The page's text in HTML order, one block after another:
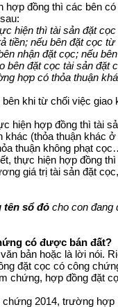
đồng thì các bên
hiện thì tài sản đặt
tiền; nếu bên đặt cọc
nhận đặt cọc; nếu
bên đặt cọc tài sản đặt
hợp có thỏa thuận
khi từ chối việc giao
hiện hợp đồng thì tài
(thỏa thuận khác
thuận không phạt
thực hiện hợp đồng
giá trị tài sản đặt
tên sổ đỏ cho con đang
có được bán đất?
bản hoặc là lời nói.
đặt cọc có công
chứng, hợp đồng đặt
2014, trường